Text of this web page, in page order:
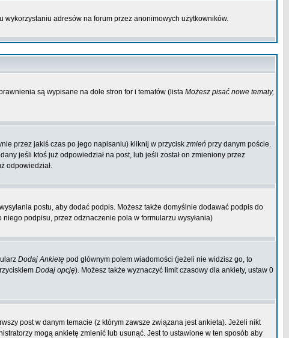
wykorzystaniu adresów na forum przez anonimowych użytkowników.
są wypisane na dole stron for i tematów (lista Możesz pisać nowe tematy,
przez jakiś czas po jego napisaniu) kliknij w przycisk zmień przy danym poście.
jeśli ktoś już odpowiedział na post, lub jeśli został on zmieniony przez
odpowiedział.
postu, aby dodać podpis. Możesz także domyślnie dodawać podpis do
podpisu, przez odznaczenie pola w formularzu wysyłania)
Dodaj Ankietę pod głównym polem wiadomości (jeżeli nie widzisz go, to
Dodaj opcję). Możesz także wyznaczyć limit czasowy dla ankiety, ustaw 0
post w danym temacie (z którym zawsze związana jest ankieta). Jeżeli nikt
mogą ankietę zmienić lub usunąć. Jest to ustawione w ten sposób aby